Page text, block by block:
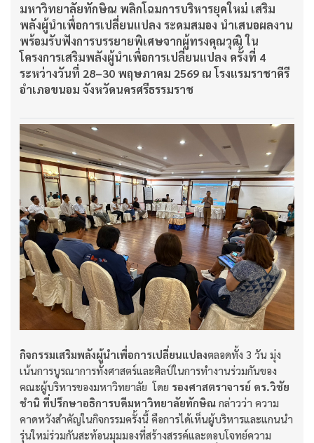
มหาวิทยาลัยทักษิณ พลิกโฉมการบริหารยุคใหม่ เสริม
พลังผู้นำเพื่อการเปลี่ยนแปลง ระดมสมอง นำเสนอผลงาน
พร้อมรับฟังการบรรยายพิเศษจากผู้ทรงคุณวุฒิ ใน
โครงการเสริมพลังผู้นำเพื่อการเปลี่ยนแปลง ครั้งที่ 4
ระหว่างวันที่ 28–30 พฤษภาคม 2569 ณ โรงแรมราชาคีรี
อำเภอขนอม จังหวัดนครศรีธรรมราช
กิจกรรมเสริมพลังผู้นำเพื่อการเปลี่ยนแปลงตลอดทั้ง 3 วัน มุ่ง
เน้นการบูรณาการทั้งศาสตร์และศิลป์ในการทำงานร่วมกันของ
คณะผู้บริหารของมหาวิทยาลัย โดย รองศาสตราจารย์ ดร.วิชัย
ชำนิ ที่ปรึกษาอธิการบดีมหาวิทยาลัยทักษิณ กล่าวว่า ความ
คาดหวังสำคัญในกิจกรรมครั้งนี้ คือการได้เห็นผู้บริหารและแกนนำ
รุ่นใหม่ร่วมกันสะท้อนมุมมองที่สร้างสรรค์และตอบโจทย์ความ